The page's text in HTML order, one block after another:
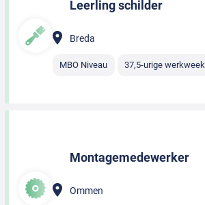
Leerling schilder
Breda
MBO Niveau 37,5-urige werkweek
Montagemedewerker
Ommen